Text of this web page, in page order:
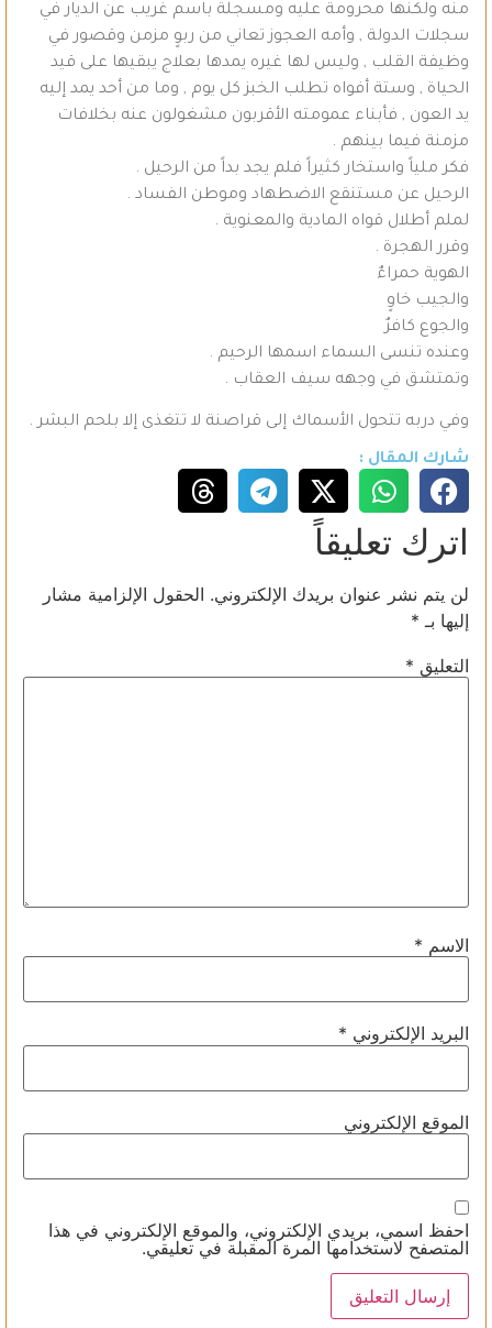
منه ولكنها محرومة عليه ومسجلة باسم غريب عن الديار في
سجلات الدولة , وأمه العجوز تعاني من ربوٍ مزمن وقصور في
وظيفة القلب , وليس لها غيره يمدها بعلاج يبقيها على قيد
الحياة , وستة أفواه تطلب الخبز كل يوم , وما من أحد يمد إليه
يد العون , فأبناء عمومته الأقربون مشغولون عنه بخلافات
مزمنة فيما بينهم .
فكر ملياً واستخار كثيراً فلم يجد بداً من الرحيل .
الرحيل عن مستنقع الاضطهاد وموطن الفساد .
لملم أطلال قواه المادية والمعنوية .
وقرر الهجرة .
الهوية حمراءٌ
والجيب خاوٍ
والجوع كافرٌ
وعنده تنسى السماء اسمها الرحيم .
وتمتشق في وجهه سيف العقاب .
وفي دربه تتحول الأسماك إلى قراصنة لا تتغذى إلا بلحم البشر .
شارك المقال :
اترك تعليقاً
لن يتم نشر عنوان بريدك الإلكتروني. الحقول الإلزامية مشار
إليها بـ *
التعليق *
الاسم *
البريد الإلكتروني *
الموقع الإلكتروني
احفظ اسمي، بريدي الإلكتروني، والموقع الإلكتروني في هذا
المتصفح لاستخدامها المرة المقبلة في تعليقي.